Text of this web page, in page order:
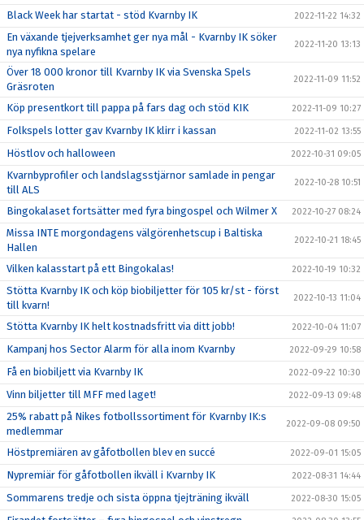
Black Week har startat - stöd Kvarnby IK 2022-11-22 14:32
En växande tjejverksamhet ger nya mål - Kvarnby IK söker
nya nyfikna spelare
2022-11-20 13:13
Över 18 000 kronor till Kvarnby IK via Svenska Spels
Gräsroten
2022-11-09 11:52
Köp presentkort till pappa på fars dag och stöd KIK 2022-11-09 10:27
Folkspels lotter gav Kvarnby IK klirr i kassan 2022-11-02 13:55
Höstlov och halloween 2022-10-31 09:05
Kvarnbyprofiler och landslagsstjärnor samlade in pengar
till ALS
2022-10-28 10:51
Bingokalaset fortsätter med fyra bingospel och Wilmer X 2022-10-27 08:24
Missa INTE morgondagens välgörenhetscup i Baltiska
Hallen
2022-10-21 18:45
Vilken kalasstart på ett Bingokalas! 2022-10-19 10:32
Stötta Kvarnby IK och köp biobiljetter för 105 kr/st - först
till kvarn!
2022-10-13 11:04
Stötta Kvarnby IK helt kostnadsfritt via ditt jobb! 2022-10-04 11:07
Kampanj hos Sector Alarm för alla inom Kvarnby 2022-09-29 10:58
Få en biobiljett via Kvarnby IK 2022-09-22 10:30
Vinn biljetter till MFF med laget! 2022-09-13 09:48
25% rabatt på Nikes fotbollssortiment för Kvarnby IK:s
medlemmar
2022-09-08 09:50
Höstpremiären av gåfotbollen blev en succé 2022-09-01 15:05
Nypremiär för gåfotbollen ikväll i Kvarnby IK 2022-08-31 14:44
Sommarens tredje och sista öppna tjejträning ikväll 2022-08-30 15:05